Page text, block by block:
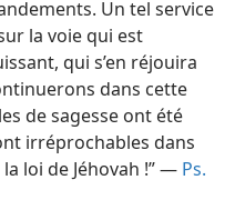
Un tel service
la voie qui est
qui s’en réjouira
dans cette
de sagesse ont été
irréprochables dans
loi de Jéhovah !” — Ps.